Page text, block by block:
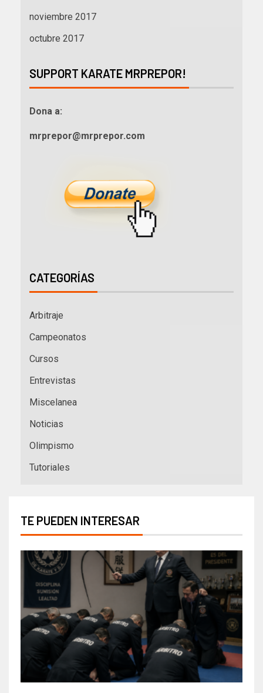
noviembre 2017
octubre 2017
SUPPORT KARATE MRPREPOR!
Dona a:
mrprepor@mrprepor.com
CATEGORÍAS
Arbitraje
Campeonatos
Cursos
Entrevistas
Miscelanea
Noticias
Olimpismo
Tutoriales
TE PUEDEN INTERESAR